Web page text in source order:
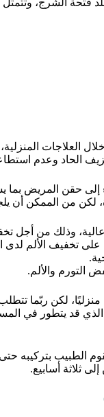
العلاجات
الحاد وعدم
إلى حقن المريض
من الممكن أن
وذلك من أجل
تخفيف الألم لدى
التورم والألم.
لكن ربّما
قد يتطور في
الطبيب بتركيبه
ثلاثة أسابيع.